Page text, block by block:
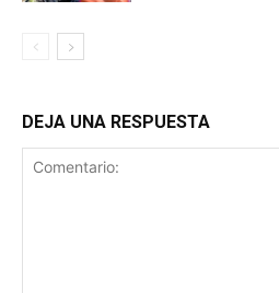
DEJA UNA RESPUESTA